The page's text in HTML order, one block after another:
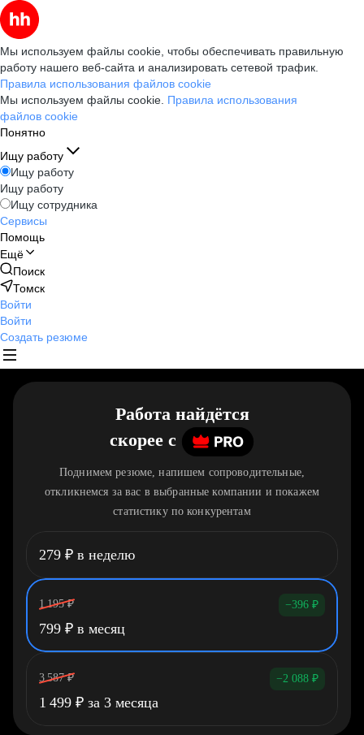
Мы используем файлы cookie, чтобы обеспечивать правильную
работу нашего веб-сайта и анализировать сетевой трафик.
Правила использования файлов cookie
Мы используем файлы cookie. Правила использования
файлов cookie
Понятно
Ищу работу
Ищу работу
Ищу работу
Ищу сотрудника
Сервисы
Помощь
Ещё
Поиск
Томск
Войти
Войти
Создать резюме
Работа найдётся
скорее c
Поднимем резюме, напишем сопроводительные,
откликнемся за вас в выбранные компании и покажем
статистику по конкурентам
279 ₽ в неделю
1 195 ₽ −396 ₽
799 ₽ в месяц
3 587 ₽ −2 088 ₽
1 499 ₽ за 3 месяца